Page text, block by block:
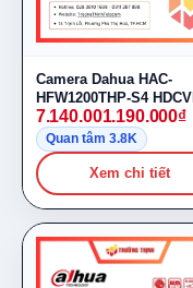
Camera Dahua HAC-
HFW1200THP-S4 HDCVI
2MP Full HD
7.140.001.190.000₫
Quan tâm 3.8K
Xem chi tiết